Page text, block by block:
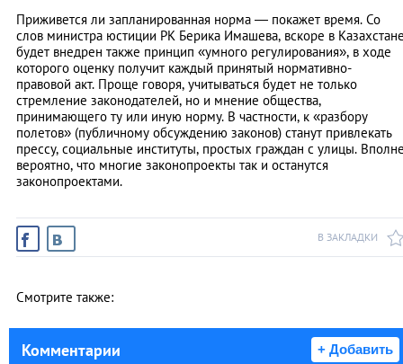
Приживется ли запланированная норма — покажет время. Со
слов министра юстиции РК Берика Имашева, вскоре в
будет внедрен также принцип «умного регулирования», в ходе
которого оценку получит каждый принятый нормативно-
правовой акт. Проще говоря, учитываться будет не только
стремление законодателей, но и мнение общества,
принимающего ту или иную норму. В частности, к «разбору
полетов» (публичному обсуждению законов) станут привлекать
прессу, социальные институты, простых граждан с улицы.
вероятно, что многие законопроекты так и останутся
законопроектами.
В ЗАКЛАДКИ
Смотрите также:
Комментарии + Добавить